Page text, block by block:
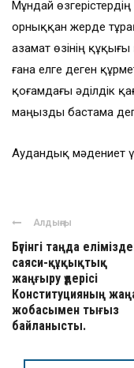
Мұндай
орныққан жерде
азамат өзінің
ғана елге деген
қоғамдағы әділдік
маңызды бастама деп
Аудандық мәдениет
Алдыңғы
Бүгінгі таңда
саяси-құқықтық
жаңғыру үдерісі
Конституцияның
жобасымен тығыз
байланысты.